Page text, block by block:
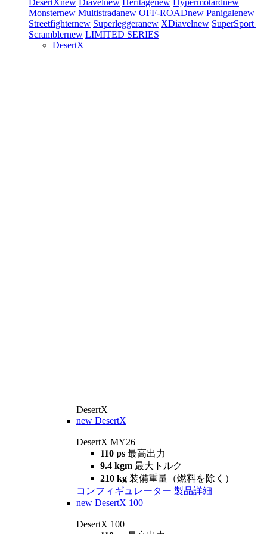
DesertXnew Diavelnew Heritagenew Hypermotardnew
Monsternew Multistradanew OFF-ROADnew Panigalenew
Streetfighternew Superleggeranew XDiavelnew SuperSport
Scramblernew LIMITED SERIES
DesertX
DesertX
new DesertX
DesertX MY26
110 ps 最高出力
9.4 kgm 最大トルク
210 kg 装備重量（燃料を除く）
コンフィギュレーター 製品詳細
new DesertX 100
DesertX 100